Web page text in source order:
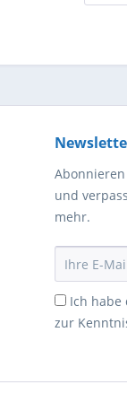
und
mehr.
Ich habe
zur